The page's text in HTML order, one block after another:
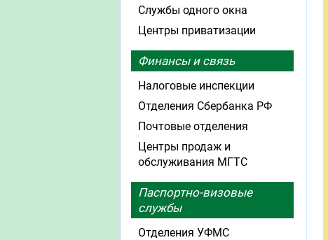
Службы одного окна
Центры приватизации
Финансы и связь
Налоговые инспекции
Отделения Сбербанка РФ
Почтовые отделения
Центры продаж и
обслуживания МГТС
Паспортно-визовые
службы
Отделения УФМС